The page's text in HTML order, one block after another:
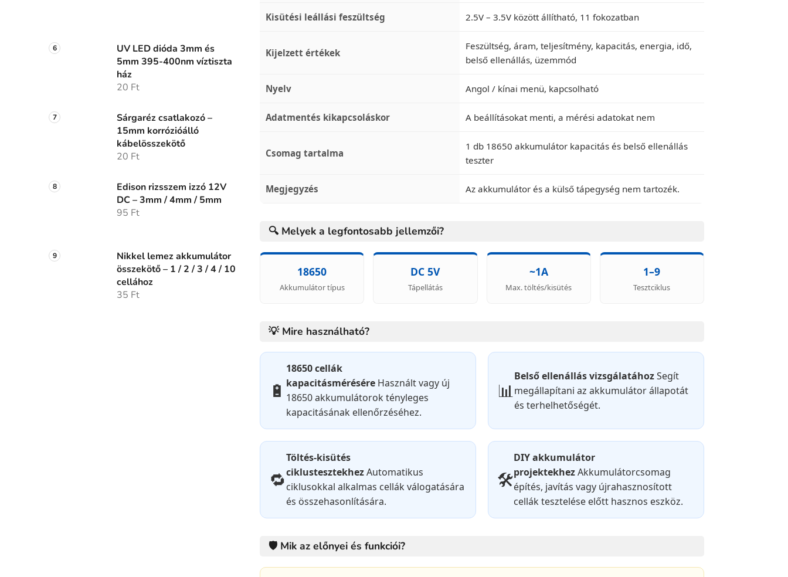
UV LED dióda 3mm és
5mm 395-400nm víztiszta
ház
20 Ft
Sárgaréz csatlakozó –
15mm korrózióálló
kábelösszekötő
20 Ft
Edison rizsszem izzó 12V
DC – 3mm / 4mm / 5mm
95 Ft
Nikkel lemez akkumulátor
összekötő – 1 / 2 / 3 / 4 / 10
cellához
35 Ft
Kisütési leállási feszültség 2.5V – 3.5V között állítható, 11 fokozatban
Kijelzett értékek
Feszültség, áram, teljesítmény, kapacitás, energia, idő,
belső ellenállás, üzemmód
Nyelv Angol / kínai menü, kapcsolható
Adatmentés kikapcsoláskor A beállításokat menti, a mérési adatokat nem
Csomag tartalma
1 db 18650 akkumulátor kapacitás és belső ellenállás
teszter
Megjegyzés Az akkumulátor és a külső tápegység nem tartozék.
🔍 Melyek a legfontosabb jellemzői?
18650
Akkumulátor típus
DC 5V
Tápellátás
~1A
Max. töltés/kisütés
1–9
Tesztciklus
💡 Mire használható?
🔋
18650 cellák
kapacitásmérésére Használt vagy új
18650 akkumulátorok tényleges
kapacitásának ellenőrzéséhez.
📊
Belső ellenállás vizsgálatáhozSegít
megállapítani az akkumulátor állapotát
és terhelhetőségét.
🔁
Töltés-kisütés
ciklustesztekhezAutomatikus
ciklusokkal alkalmas cellák válogatására
és összehasonlítására.
🛠️
DIY akkumulátor
projektekhezAkkumulátorcsomag
építés, javítás vagy újrahasznosított
cellák tesztelése előtt hasznos eszköz.
🛡️ Mik az előnyei és funkciói?